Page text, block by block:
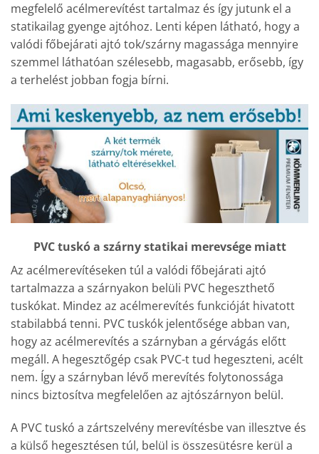
megfelelő acélmerevítést tartalmaz és így jutunk el a
statikailag gyenge ajtóhoz. Lenti képen látható, hogy a
valódi főbejárati ajtó tok/szárny magassága mennyire
szemmel láthatóan szélesebb, magasabb, erősebb, így
a terhelést jobban fogja bírni.
PVC tuskó a szárny statikai merevsége miatt
Az acélmerevítéseken túl a valódi főbejárati ajtó
tartalmazza a szárnyakon belüli PVC hegeszthető
tuskókat. Mindez az acélmerevítés funkcióját hivatott
stabilabbá tenni. PVC tuskók jelentősége abban van,
hogy az acélmerevítés a szárnyban a gérvágás előtt
megáll. A hegesztőgép csak PVC-t tud hegeszteni, acélt
nem. Így a szárnyban lévő merevítés folytonossága
nincs biztosítva megfelelően az ajtószárnyon belül.
A PVC tuskó a zártszelvény merevítésbe van illesztve és
a külső hegesztésen túl, belül is összesütésre kerül a